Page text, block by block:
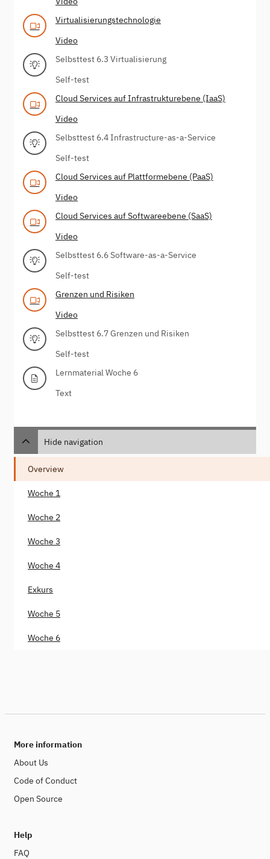
Virtualisierungstechnologie
Video
Selbsttest 6.3 Virtualisierung
Self-test
Cloud Services auf Infrastrukturebene (IaaS)
Video
Selbsttest 6.4 Infrastructure-as-a-Service
Self-test
Cloud Services auf Plattformebene (PaaS)
Video
Cloud Services auf Softwareebene (SaaS)
Video
Selbsttest 6.6 Software-as-a-Service
Self-test
Grenzen und Risiken
Video
Selbsttest 6.7 Grenzen und Risiken
Self-test
Lernmaterial Woche 6
Text
Hide navigation
Overview
Woche 1
Woche 2
Woche 3
Woche 4
Exkurs
Woche 5
Woche 6
More information
About Us
Code of Conduct
Open Source
Help
FAQ